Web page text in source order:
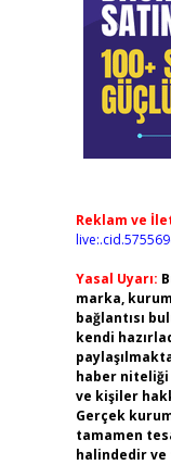
Reklam ve
Yasal Uyarı:
marka,
bağlantısı
kendi
haber niteliği
ve kişiler
Gerçek
tamamen
halindedir ve